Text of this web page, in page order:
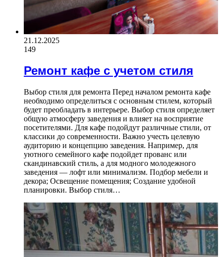
21.12.2025
149
Ремонт кафе с учетом стиля
Выбор стиля для ремонта Перед началом ремонта кафе
необходимо определиться с основным стилем, который
будет преобладать в интерьере. Выбор стиля определяет
общую атмосферу заведения и влияет на восприятие
посетителями. Для кафе подойдут различные стили, от
классики до современности. Важно учесть целевую
аудиторию и концепцию заведения. Например, для
уютного семейного кафе подойдет прованс или
скандинавский стиль, а для модного молодежного
заведения — лофт или минимализм. Подбор мебели и
декора; Освещение помещения; Создание удобной
планировки. Выбор стиля…